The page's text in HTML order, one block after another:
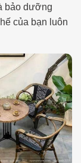
bảo dưỡng
của bạn luôn